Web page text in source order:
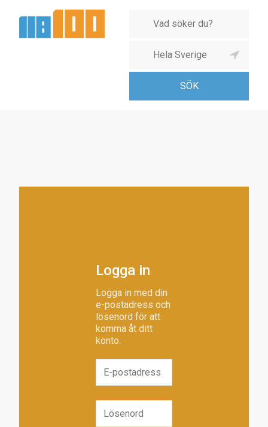
Logga in
Logga in med din
e-postadress och
lösenord för att
komma åt ditt
konto.